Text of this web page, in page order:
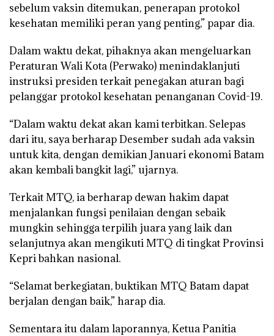
sebelum vaksin ditemukan, penerapan protokol
kesehatan memiliki peran yang penting,” papar dia.
Dalam waktu dekat, pihaknya akan mengeluarkan
Peraturan Wali Kota (Perwako) menindaklanjuti
instruksi presiden terkait penegakan aturan bagi
pelanggar protokol kesehatan penanganan Covid-19.
“Dalam waktu dekat akan kami terbitkan. Selepas
dari itu, saya berharap Desember sudah ada vaksin
untuk kita, dengan demikian Januari ekonomi Batam
akan kembali bangkit lagi,” ujarnya.
Terkait MTQ, ia berharap dewan hakim dapat
menjalankan fungsi penilaian dengan sebaik
mungkin sehingga terpilih juara yang laik dan
selanjutnya akan mengikuti MTQ di tingkat Provinsi
Kepri bahkan nasional.
“Selamat berkegiatan, buktikan MTQ Batam dapat
berjalan dengan baik,” harap dia.
Sementara itu dalam laporannya, Ketua Panitia